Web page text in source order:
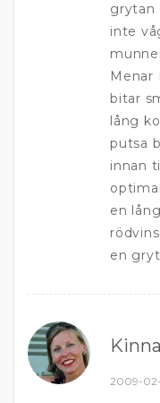
grytan
inte
Menar
bitar
lång
putsa
innan
en
en
Kinna
2009-02-